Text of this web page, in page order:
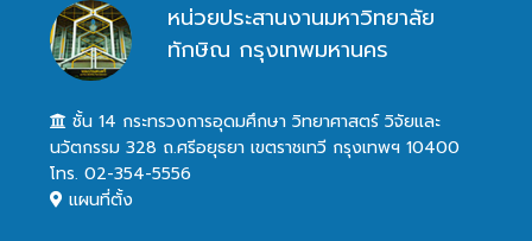
หน่วยประสานงานมหาวิทยาลัย
ทักษิณ กรุงเทพมหานคร
ชั้น 14 กระทรวงการอุดมศึกษา วิทยาศาสตร์ วิจัยและ
นวัตกรรม 328 ถ.ศรีอยุธยา เขตราชเทวี กรุงเทพฯ 10400
โทร. 02-354-5556
แผนที่ตั้ง